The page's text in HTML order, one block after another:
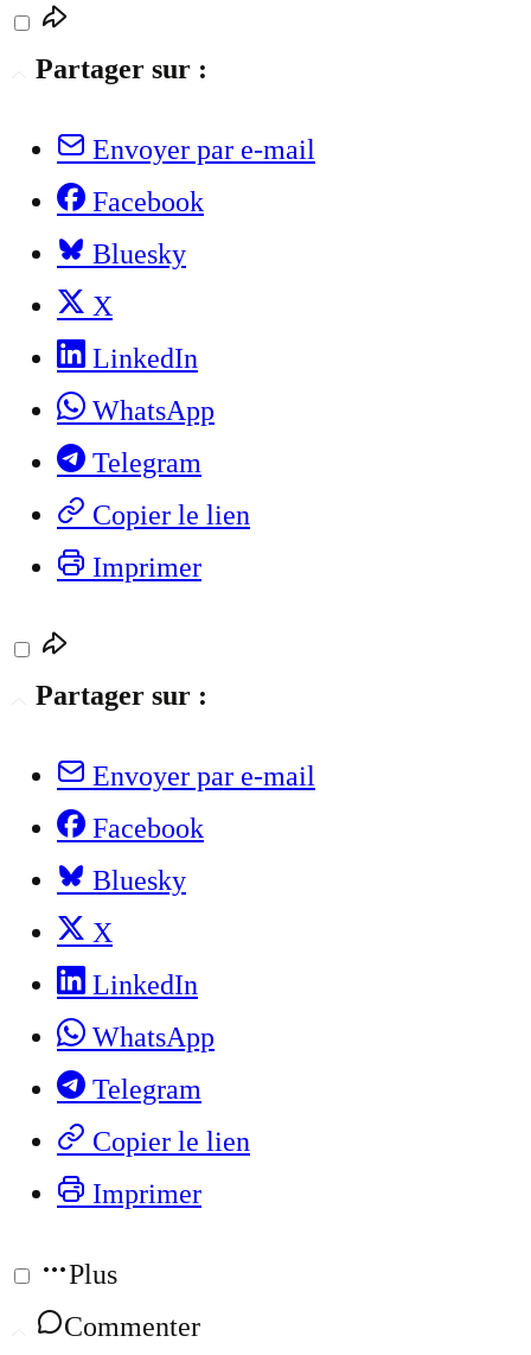
Partager sur :
Envoyer par e-mail
Facebook
Bluesky
X
LinkedIn
WhatsApp
Telegram
Copier le lien
Imprimer
Partager sur :
Envoyer par e-mail
Facebook
Bluesky
X
LinkedIn
WhatsApp
Telegram
Copier le lien
Imprimer
Plus
Commenter